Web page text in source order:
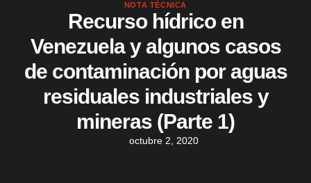
NOTA TÉCNICA
Recurso hídrico en
Venezuela y algunos casos
de contaminación por aguas
residuales industriales y
mineras (Parte 1)
octubre 2, 2020